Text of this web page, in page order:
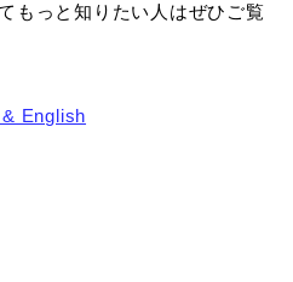
もっと知りたい人はぜひご覧
English